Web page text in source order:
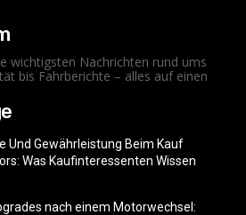
wichtigsten Nachrichten rund ums
bis Fahrberichte – alles auf einen
Und Gewährleistung Beim Kauf
Was Kaufinteressenten Wissen
nach einem Motorwechsel: